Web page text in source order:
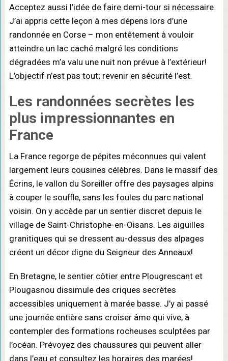
Acceptez aussi l’idée de faire demi-tour si nécessaire.
J’ai appris cette leçon à mes dépens lors d’une
randonnée en Corse – mon entêtement à vouloir
atteindre un lac caché malgré les conditions
dégradées m’a valu une nuit non prévue à l’extérieur!
L’objectif n’est pas tout; revenir en sécurité l’est.
Les randonnées secrètes les
plus impressionnantes en
France
La France regorge de pépites méconnues qui valent
largement leurs cousines célèbres. Dans le massif des
Écrins, le vallon du Soreiller offre des paysages alpins
à couper le souffle, sans les foules du parc national
voisin. On y accède par un sentier discret depuis le
village de Saint-Christophe-en-Oisans. Les aiguilles
granitiques qui se dressent au-dessus des alpages
créent un décor digne du Seigneur des Anneaux!
En Bretagne, le sentier côtier entre Plougrescant et
Plougasnou dissimule des criques secrètes
accessibles uniquement à marée basse. J’y ai passé
une journée entière sans croiser âme qui vive, à
contempler des formations rocheuses sculptées par
l’océan. Prévoyez des chaussures qui peuvent aller
dans l’eau et consultez les horaires des marées!